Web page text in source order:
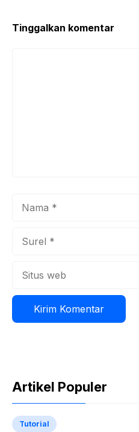
Tinggalkan komentar
Artikel Populer
Tutorial